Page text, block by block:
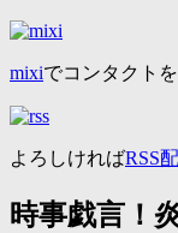
mixiでコンタクト
よろしければRSS
時事戯言！